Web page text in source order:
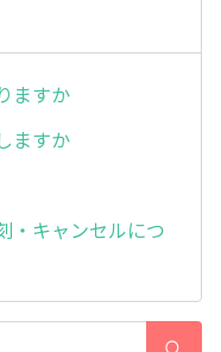
ますか
ますか
・キャンセルにつ